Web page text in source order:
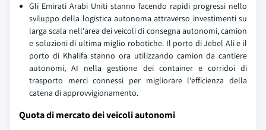
Gli Emirati Arabi Uniti stanno facendo rapidi progressi nello
sviluppo della logistica autonoma attraverso investimenti su
larga scala nell'area dei veicoli di consegna autonomi, camion
e soluzioni di ultima miglio robotiche. Il porto di Jebel Ali e il
porto di Khalifa stanno ora utilizzando camion da cantiere
autonomi, AI nella gestione dei container e corridoi di
trasporto merci connessi per migliorare l'efficienza della
catena di approvvigionamento.
Quota di mercato dei veicoli autonomi